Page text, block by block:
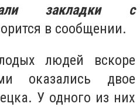
закладки с
в сообщении.
людей вскоре
оказались двое
У одного из них